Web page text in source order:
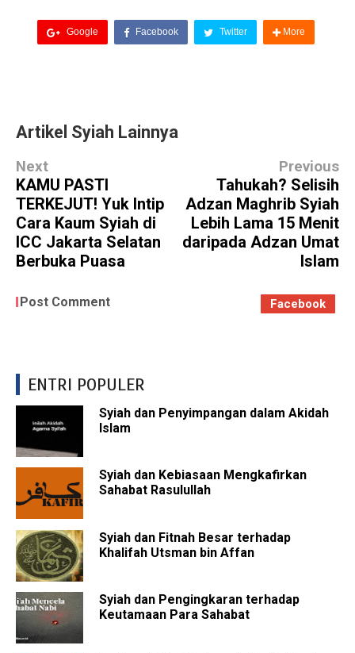
Google Facebook Twitter More
Artikel Syiah Lainnya
Next
KAMU PASTI
TERKEJUT! Yuk Intip
Cara Kaum Syiah di
ICC Jakarta Selatan
Berbuka Puasa
Previous
Tahukah? Selisih
Adzan Maghrib Syiah
Lebih Lama 15 Menit
daripada Adzan Umat
Islam
Post Comment Facebook
ENTRI POPULER
Syiah dan Penyimpangan dalam Akidah
Islam
Syiah dan Kebiasaan Mengkafirkan
Sahabat Rasulullah
Syiah dan Fitnah Besar terhadap
Khalifah Utsman bin Affan
Syiah dan Pengingkaran terhadap
Keutamaan Para Sahabat